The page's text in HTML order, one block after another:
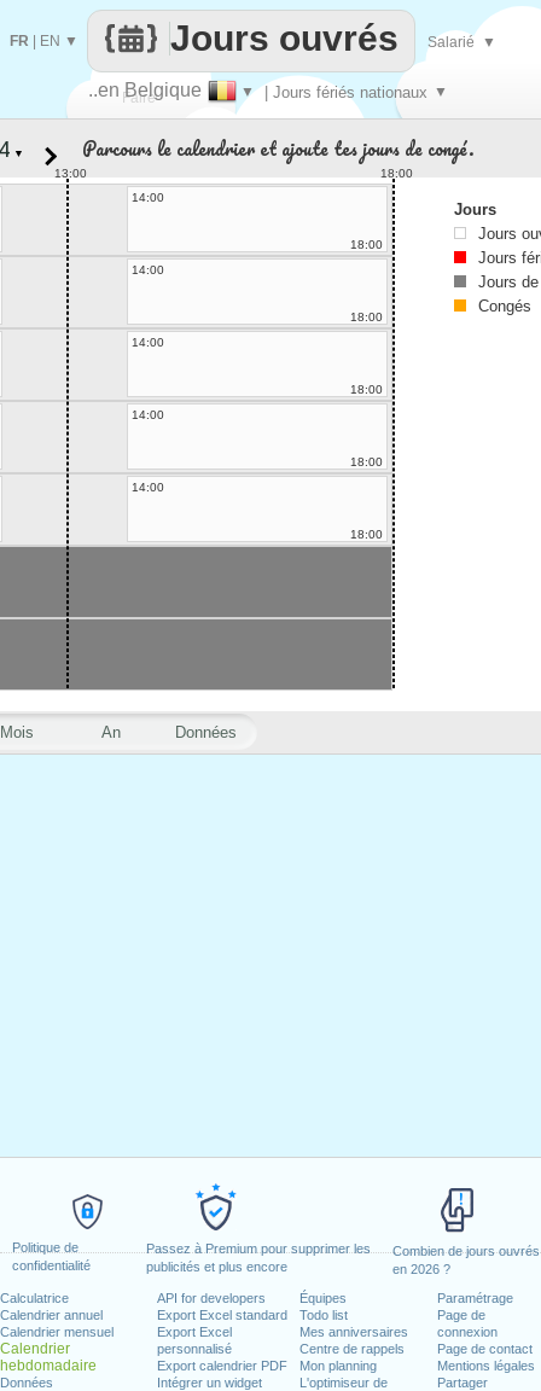
Politique de
confidentialité
Passez à Premium pour supprimer les
publicités et plus encore
Combien de jours ouvrés
en 2026 ?
Calculatrice
Calendrier annuel
Calendrier mensuel
Calendrier
hebdomadaire
Données
API for developers
Export Excel standard
Export Excel
personnalisé
Export calendrier PDF
Intégrer un widget
Équipes
Todo list
Mes anniversaires
Centre de rappels
Mon planning
L'optimiseur de
Paramétrage
Page de
connexion
Page de contact
Mentions légales
Partager
Faire
..en Belgique ▼ | Jours fériés nationaux ▼
Jours ouvrés
FR EN ▼ Salarié ▼
Mois An Données
▼ Parcours le calendrier et ajoute tes jours de congé.
13:00
18:00
14:00
18:00
14:00
18:00
14:00
18:00
14:00
18:00
14:00
18:00
Jours
Jours
Jours
Jours
Congés